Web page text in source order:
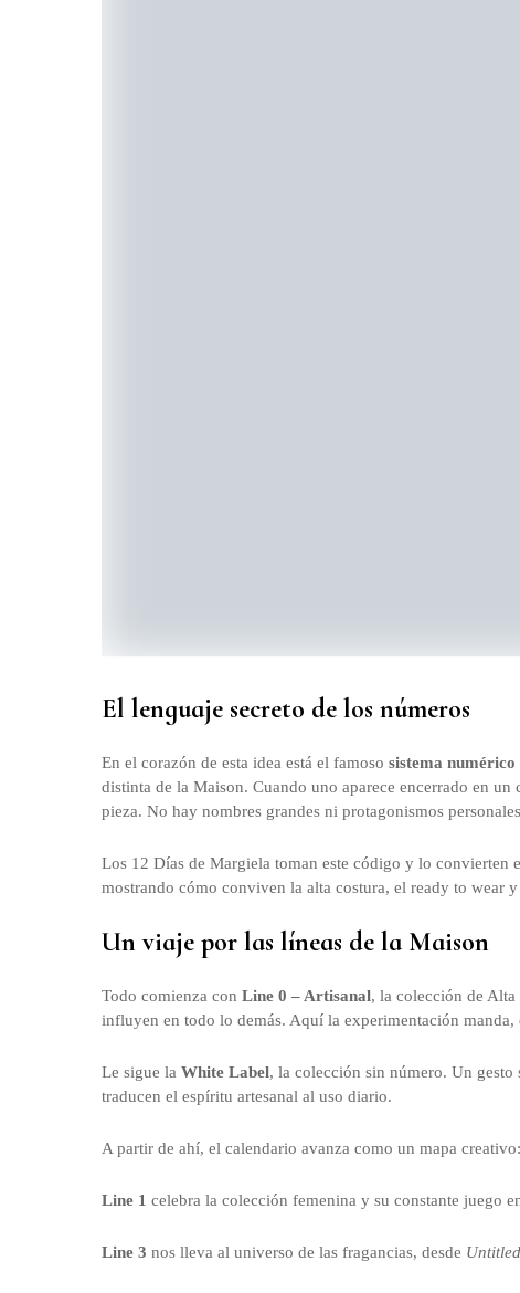
El lenguaje secreto de los números
En el corazón de esta idea está el famoso sistema
distinta de la Maison. Cuando uno aparece encerrado en
pieza. No hay nombres grandes ni protagonismos
Los 12 Días de Margiela toman este código y lo convierten
mostrando cómo conviven la alta costura, el ready to wear
Un viaje por las líneas de la Maison
Todo comienza con Line 0 – Artisanal, la colección de
influyen en todo lo demás. Aquí la experimentación manda,
Le sigue la White Label, la colección sin número. Un gesto
traducen el espíritu artesanal al uso diario.
A partir de ahí, el calendario avanza como un mapa creativo:
Line 1 celebra la colección femenina y su constante juego
Line 3 nos lleva al universo de las fragancias, desde Untitled